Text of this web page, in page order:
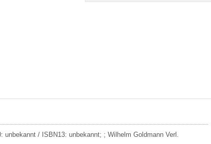
/ ISBN13: unbekannt; ; Wilhelm Goldmann Verl.